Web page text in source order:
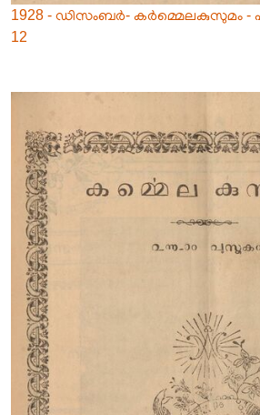
1928 - ഡിസംബർ- കർമ്മെലകുസുമം -
12